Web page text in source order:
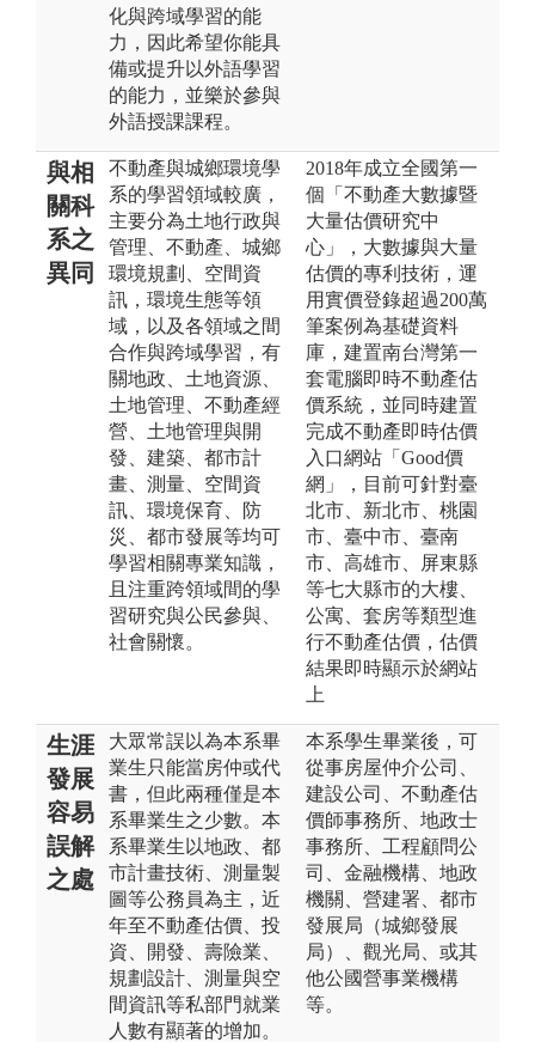
化與跨域學習的能
力，因此希望你能具
備或提升以外語學習
的能力，並樂於參與
外語授課課程。
與相
關科
系之
異同
不動產與城鄉環境學
系的學習領域較廣，
主要分為土地行政與
管理、不動產、城鄉
環境規劃、空間資
訊，環境生態等領
域，以及各領域之間
合作與跨域學習，有
關地政、土地資源、
土地管理、不動產經
營、土地管理與開
發、建築、都市計
畫、測量、空間資
訊、環境保育、防
災、都市發展等均可
學習相關專業知識，
且注重跨領域間的學
習研究與公民參與、
社會關懷。
2018年成立全國第一
個「不動產大數據暨
大量估價研究中
心」，大數據與大量
估價的專利技術，運
用實價登錄超過200萬
筆案例為基礎資料
庫，建置南台灣第一
套電腦即時不動產估
價系統，並同時建置
完成不動產即時估價
入口網站「Good價
網」，目前可針對臺
北市、新北市、桃園
市、臺中市、臺南
市、高雄市、屏東縣
等七大縣市的大樓、
公寓、套房等類型進
行不動產估價，估價
結果即時顯示於網站
上
生涯
發展
容易
誤解
之處
大眾常誤以為本系畢
業生只能當房仲或代
書，但此兩種僅是本
系畢業生之少數。本
系畢業生以地政、都
市計畫技術、測量製
圖等公務員為主，近
年至不動產估價、投
資、開發、壽險業、
規劃設計、測量與空
間資訊等私部門就業
人數有顯著的增加。
本系學生畢業後，可
從事房屋仲介公司、
建設公司、不動產估
價師事務所、地政士
事務所、工程顧問公
司、金融機構、地政
機關、營建署、都市
發展局（城鄉發展
局）、觀光局、或其
他公國營事業機構
等。